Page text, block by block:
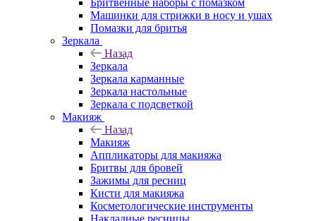
Бритвенные наборы с помазком
Машинки для стрижки в носу и ушах
Помазки для бритья
Зеркала
Назад
Зеркала
Зеркала карманные
Зеркала настольные
Зеркала с подсветкой
Макияж
Назад
Макияж
Аппликаторы для макияжа
Бритвы для бровей
Зажимы для ресниц
Кисти для макияжа
Косметологические инструменты
Накладные ресницы